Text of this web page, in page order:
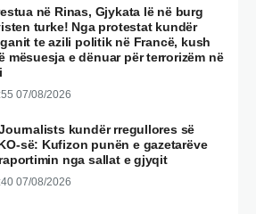
në Rinas, Gjykata lë në burg
turke! Nga protestat kundër
te azili politik në Francë, kush
mësuesja e dënuar për terrorizëm në
07/08/2026
kundër rregullores së
së: Kufizon punën e gazetarëve
nga sallat e gjyqit
07/08/2026